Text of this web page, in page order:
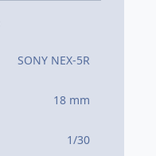
SONY NEX-5R
18 mm
1/30